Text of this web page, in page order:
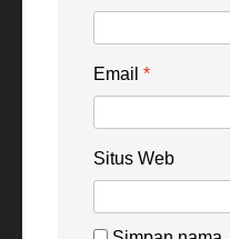
Email *
Situs Web